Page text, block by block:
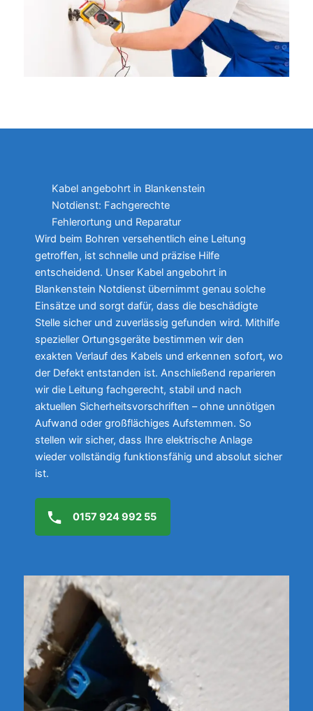
Kabel angebohrt in Blankenstein
Notdienst: Fachgerechte
Fehlerortung und Reparatur
Wird beim Bohren versehentlich eine Leitung
getroffen, ist schnelle und präzise Hilfe
entscheidend. Unser Kabel angebohrt in
Blankenstein Notdienst übernimmt genau solche
Einsätze und sorgt dafür, dass die beschädigte
Stelle sicher und zuverlässig gefunden wird. Mithilfe
spezieller Ortungsgeräte bestimmen wir den
exakten Verlauf des Kabels und erkennen sofort, wo
der Defekt entstanden ist. Anschließend reparieren
wir die Leitung fachgerecht, stabil und nach
aktuellen Sicherheitsvorschriften – ohne unnötigen
Aufwand oder großflächiges Aufstemmen. So
stellen wir sicher, dass Ihre elektrische Anlage
wieder vollständig funktionsfähig und absolut sicher
ist.
0157 924 992 55